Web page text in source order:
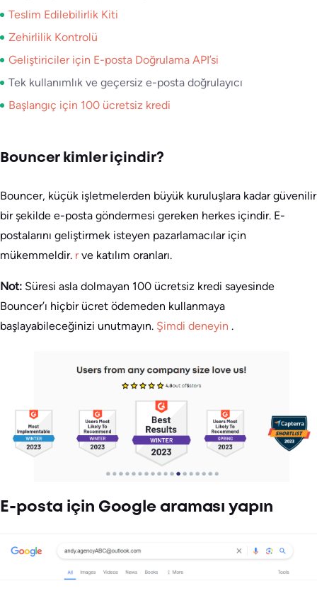
Teslim Edilebilirlik Kiti
Zehirlilik Kontrolü
Geliştiriciler için E-posta Doğrulama API’si
Tek kullanımlık ve geçersiz e-posta doğrulayıcı
Başlangıç için 100 ücretsiz kredi
Bouncer kimler içindir?
Bouncer, küçük işletmelerden büyük kuruluşlara kadar güvenilir
bir şekilde e-posta göndermesi gereken herkes içindir. E-
postalarını geliştirmek isteyen pazarlamacılar için
mükemmeldir. rve katılım oranları.
Not: Süresi asla dolmayan 100 ücretsiz kredi sayesinde
Bouncer’ı hiçbir ücret ödemeden kullanmaya
başlayabileceğinizi unutmayın. Şimdi deneyin .
E-posta için Google araması yapın